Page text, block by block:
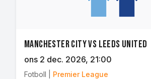
Manchester City vs Leeds United
ons 2 dec. 2026, 21:00
Fotboll
Premier League